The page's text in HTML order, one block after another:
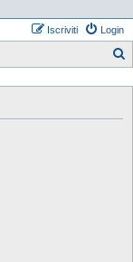
Login
Iscriviti